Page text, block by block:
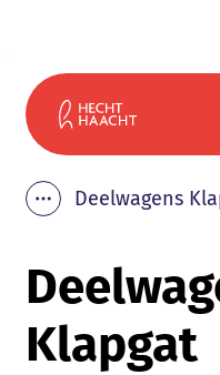
Naar inhoud
Gemeente Haacht
Toon alle
Deelwagens
Klapgat